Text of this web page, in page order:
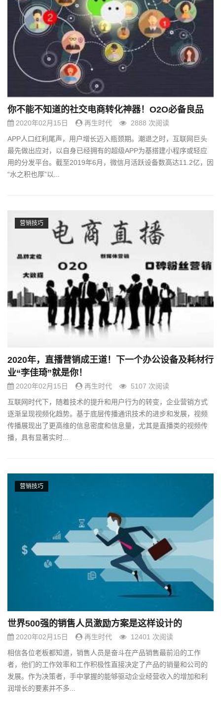
你不能不知道的社交电商转化神器！O2O必备良品
2020年02月15日 再生时代
2888 次阅读
APP人口红利尾声，用户增长迈入瓶颈期。潮退之时，互联网巨头
最先做出应对，以自身已经拥有的超级APP为基搭建小程序或轻应
用的分发平台。截至2019年6月，微信月活跃设备数高达11.2亿，因
“水之积也厚”以...
营销技巧
2020年，直播营销成王道！下一个办公设备及耗材行
业“李佳琦”就是你！
2020年02月15日 再生时代
5107 次阅读
互联网时代下，随着技术的提升和用户行为的转变，企业营销方式
逐渐呈现视频化趋势。基于底层传播通讯技术的进步和发展，视频
传播展现出了更高维的信息密度和信息量，尤其是直播类的视频传
播，具有显著实时...
营销技巧
世界500强的销售人员激励方案是这样设计的
2020年02月15日 再生时代
12401 次阅读
相信各位老板都知道，销售人员是奋斗在产品销售最前沿的工作
者，他们的工作效率和工作积极性直接决定了产品的销量和公司的
发展。作为决策者，手中掌握的能够驱动企业经营收入的增加和利
润增长的要素并不多...